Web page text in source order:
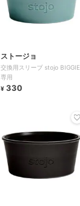
ストージョ
交換用スリーブ stojo BIGGIE
専用
¥ 330